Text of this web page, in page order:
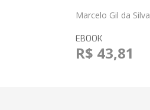
Marcelo Gil da Silva
EBOOK
R$ 43,81